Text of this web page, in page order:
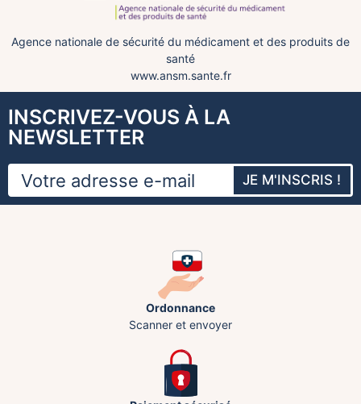
Agence nationale de sécurité du médicament et des produits de
santé
www.ansm.sante.fr
INSCRIVEZ-VOUS À LA
NEWSLETTER
JE M'INSCRIS !
Ordonnance
Scanner et envoyer